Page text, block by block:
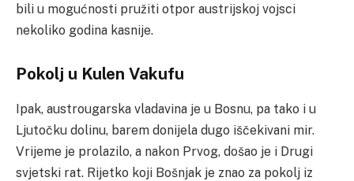
bili u mogućnosti pružiti otpor austrijskoj vojsci
nekoliko godina kasnije.
Pokolj u Kulen Vakufu
Ipak, austrougarska vladavina je u Bosnu, pa tako i u
Ljutočku dolinu, barem donijela dugo iščekivani mir.
Vrijeme je prolazilo, a nakon Prvog, došao je i Drugi
svjetski rat. Rijetko koji Bošnjak je znao za pokolj iz